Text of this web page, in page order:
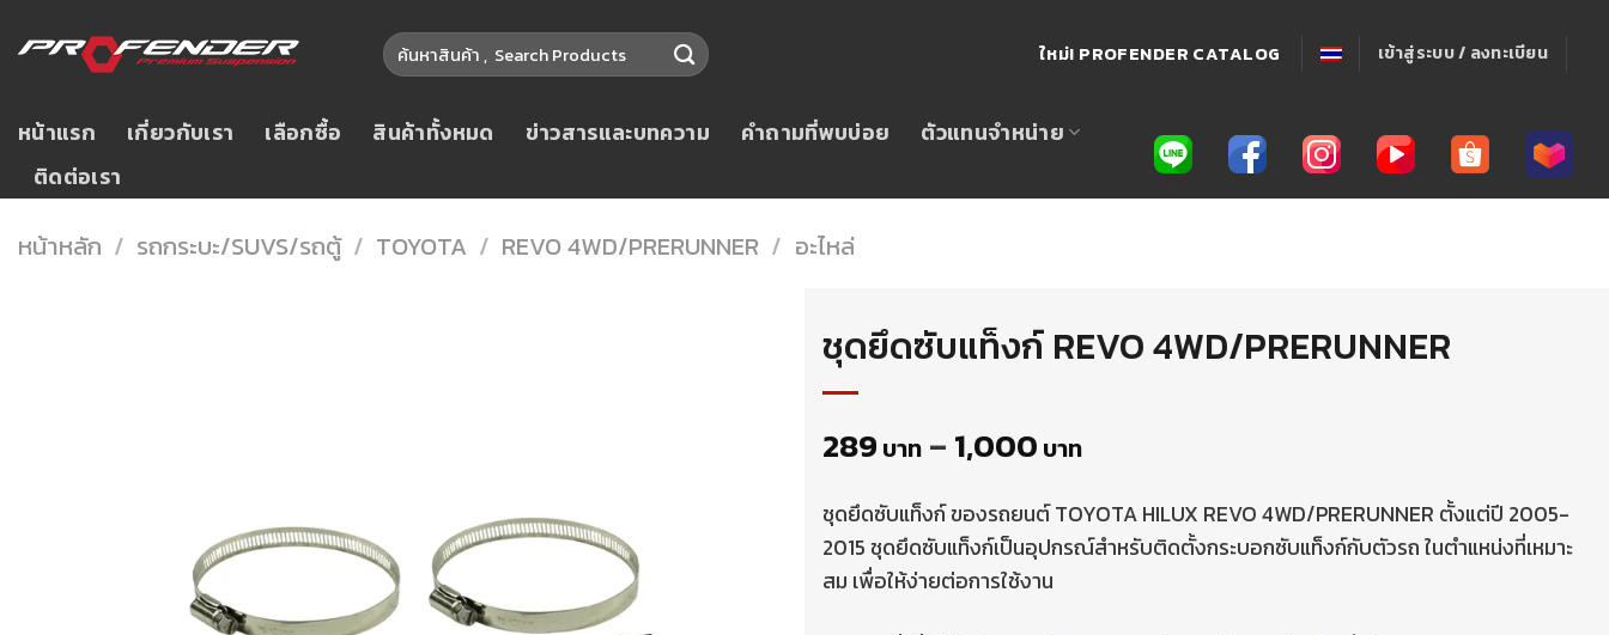
to
ค้นหา: ใหม่! PROFENDER CATALOG เข้าสู่ระบบ / ลงทะเบียน
หน้าแรก เกี่ยวกับเรา เลือกซื้อ สินค้าทั้งหมด ข่าวสารและบทความ คำถามที่พบบ่อย
ตัวแทนจำหน่าย
ติดต่อเรา
หน้าหลัก / รถกระบะ/SUVS/รถตู้ / TOYOTA / REVO 4WD/PRERUNNER / อะไหล่
ชุดยึดซับแท็งก์ REVO 4WD/PRERUNNER
289 บาท – 1,000 บาท
ชุดยึดซับแท็งก์ ของรถยนต์ TOYOTA HILUX REVO 4WD/PRERUNNER ตั้งแต่ปี 2005-
2015 ชุดยึดซับแท็งก์เป็นอุปกรณ์สำหรับติดตั้งกระบอกซับแท็งก์กับตัวรถ ในตำแหน่งที่เหมาะ
สม เพื่อให้ง่ายต่อการใช้งาน